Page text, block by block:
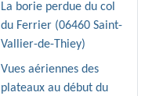
La borie perdue du col
du Ferrier (06460 Saint-
Vallier-de-Thiey)
Vues aériennes des
plateaux au début du